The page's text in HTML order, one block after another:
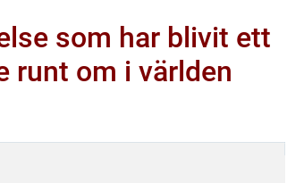
som har blivit ett
runt om i världen